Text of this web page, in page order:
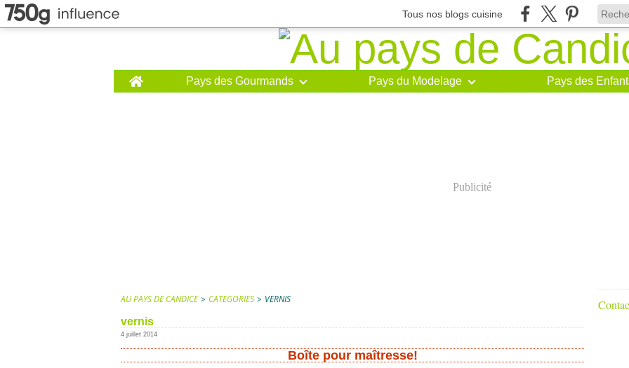
Tous nos blogs cuisine
Home Pays des Gourmands Pays du Modelage Pays des
Publicité
AU PAYS DE CANDICE > CATEGORIES > VERNIS
vernis
4 juillet 2014
Boîte pour maîtresse!